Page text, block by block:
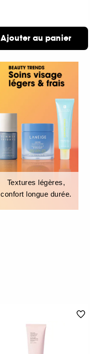
Ajouter au panier
Textures légères,
confort longue durée.